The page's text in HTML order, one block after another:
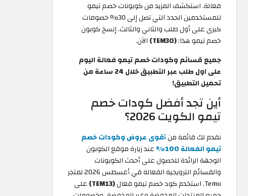
فعالة. استكشف المزيد من كوبونات خصم تيمو
للمستخدمين الجدد التي تصل إلى 30% خصومات
كبرى على أول طلب والثاني والثالث. إنسخ كوبون
خصم تيمو هذا:(TEM30)
الآن.
جميع قسائم وكودات خصم تيمو فعالة اليوم
على اول طلب عبر التطبيق خلال 24 ساعة من
تحميل التطبيق!
أين تجد أفضل كودات خصم
تيمو الكويت 2026؟
نقدم لك قائمة منأقوى عروض وكودات خصم
تيمو الفعالة 100%
عند زيارة موقع الكوبون
الوجهة الرائدة للحصول على أحدث الكوبونات
والقسائم الترويجية الفعالة في أغسطس 2026 لمتجر
Temu. استخدم كود خصم تيمو فعال
(TEM13)
على